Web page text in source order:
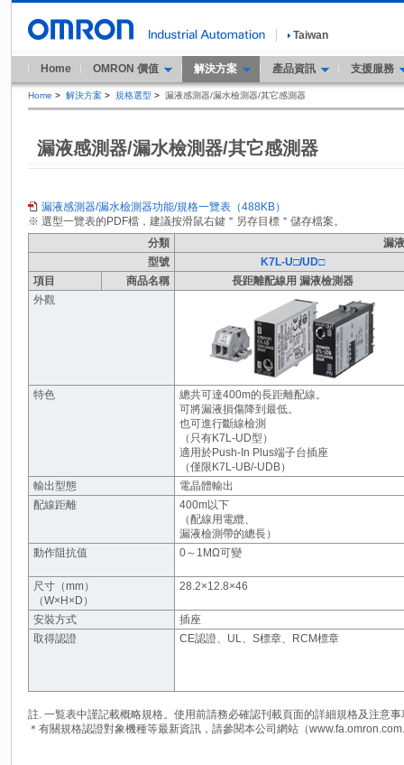
Taiwan
Home OMRON 價值 解決方案 產品資訊 支援服務
Home > 解決方案 > 規格選型 > 漏液感測器/漏水檢測器/其它感測器
漏液感測器/漏水檢測器/其它感測器
漏液感測器/漏水檢測器功能/規格一覽表（488KB）
※ 選型一覽表的PDF檔，建議按滑鼠右鍵＂另存目標＂儲存檔案。
分類
漏
型號
K7L-U□/UD□
項目
商品名稱
長距離配線用 漏液檢測器
外觀
特色
總共可達400m的長距離配線。
可將漏液損傷降到最低。
也可進行斷線檢測
（只有K7L-UD型）
適用於Push-In Plus端子台插座
（僅限K7L-UB/-UDB）
輸出型態
電晶體輸出
配線距離
400m以下
（配線用電纜、
漏液檢測帶的總長）
動作阻抗值
0～1MΩ可變
尺寸（mm）
（W×H×D）
28.2×12.8×46
安裝方式
插座
取得認證
CE認證、UL、S標章、RCM標章
註. 一覧表中謹記載概略規格。使用前請務必確認刊載頁面的詳細規格及注意事
＊有關規格認證對象機種等最新資訊，請參閱本公司網站（